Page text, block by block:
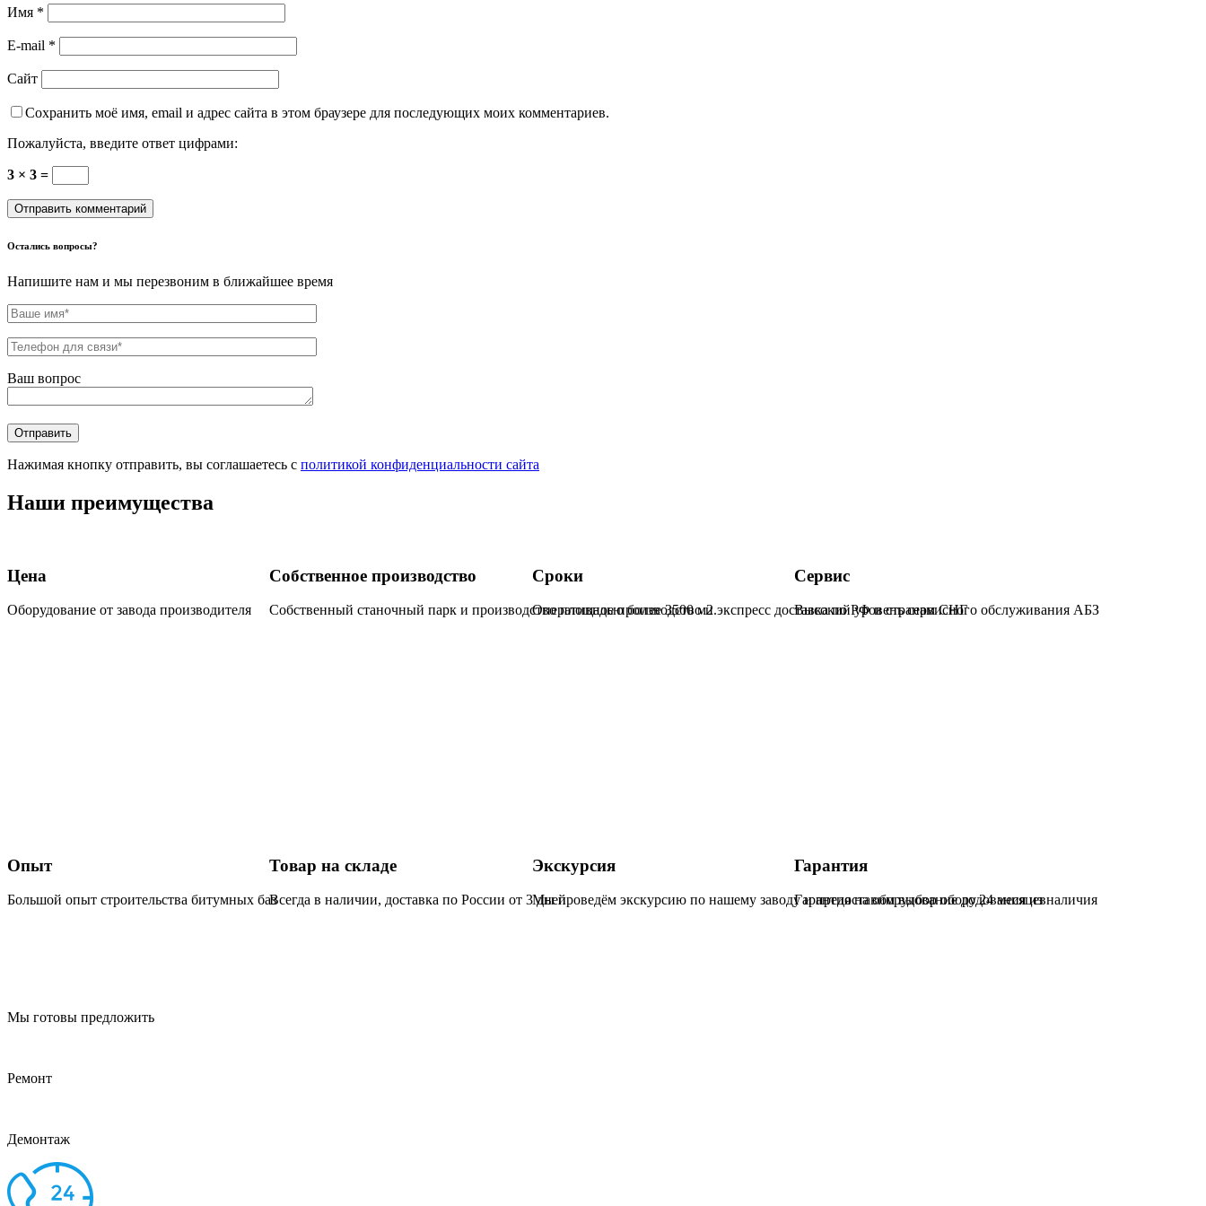
Имя *
E-mail *
Сайт
Сохранить моё имя, email и адрес сайта в этом браузере для последующих моих комментариев.
Пожалуйста, введите ответ цифрами:
3 × 3 =
Остались вопросы?
Напишите нам и мы перезвоним в ближайшее время
Ваш вопрос
Нажимая кнопку отправить, вы соглашаетесь с политикой конфиденциальности сайта
Наши преимущества
Цена
Оборудование от завода производителя
Собственное производство
Собственный станочный парк и производство площадью более 3500 м2.
Сроки
Оперативное производство и экспресс доставка по РФ и странам СНГ
Сервис
Высокий уровень сервисного обслуживания АБЗ
Опыт
Большой опыт строительства битумных баз
Товар на складе
Всегда в наличии, доставка по России от 3 дней
Экскурсия
Мы проведём экскурсию по нашему заводу и предоставим выбор оборудования из наличия
Гарантия
Гарантия на оборудование до 24 месяцев
Мы готовы предложить
Ремонт
Демонтаж